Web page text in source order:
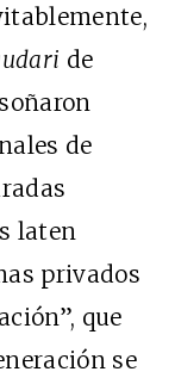
de
de
laten
privados
que
se